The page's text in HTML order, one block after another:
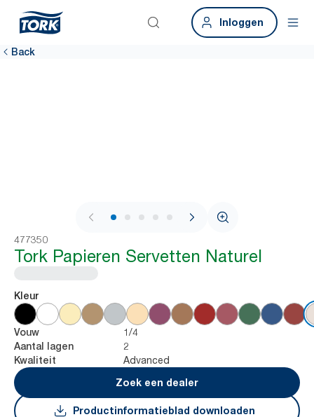
Inloggen
Back
1 / 5
477350
Tork Papieren Servetten Naturel
Kleur
Vouw 1/4
Aantal lagen 2
Kwaliteit
Advanced
Zoek een dealer
Productinformatieblad downloaden